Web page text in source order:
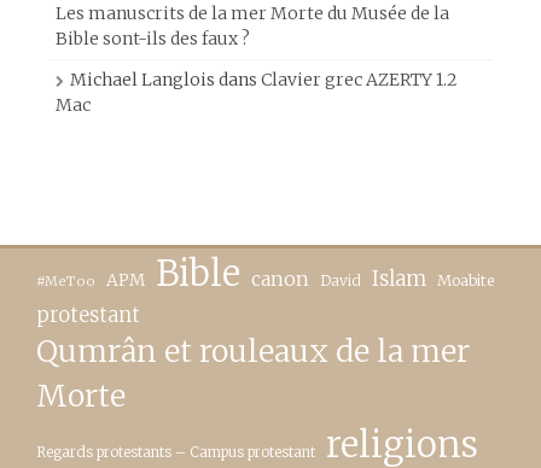
Les manuscrits de la mer Morte du Musée de la
Bible sont-ils des faux ?
Michael Langlois dans Clavier grec AZERTY 1.2
Mac
#MeToo APM Bible canon David Islam Moabite
protestant
Qumrân et rouleaux de la mer
Morte
Regards protestants – Campus protestant religions